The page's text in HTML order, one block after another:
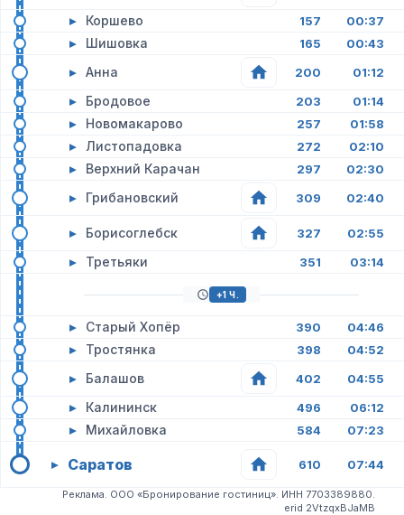
▸ Коршево 157 00:37
▸ Шишовка 165 00:43
▸ Анна 200 01:12
▸ Бродовое 203 01:14
▸ Новомакарово 257 01:58
▸ Листопадовка 272 02:10
▸ Верхний Карачан 297 02:30
▸ Грибановский 309 02:40
▸ Борисоглебск 327 02:55
▸ Третьяки 351 03:14
+1 Ч.
▸ Старый Хопёр 390 04:46
▸ Тростянка 398 04:52
▸ Балашов 402 04:55
▸ Калининск 496 06:12
▸ Михайловка 584 07:23
▸ Саратов 610 07:44
Реклама. ООО «Бронирование гостиниц». ИНН 7703389880.
erid 2VtzqxBJaMB